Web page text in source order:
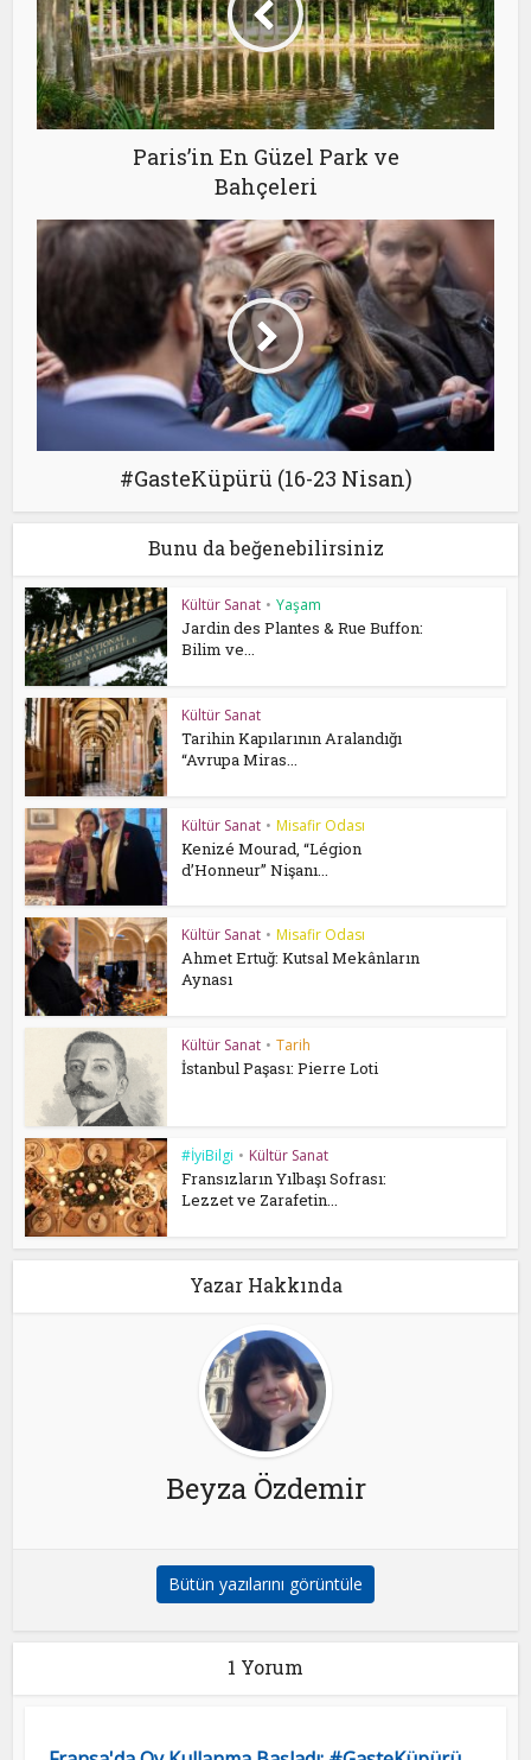
Paris’in En Güzel Park ve
Bahçeleri
#GasteKüpürü (16-23 Nisan)
Bunu da beğenebilirsiniz
Kültür Sanat • Yaşam
Jardin des Plantes & Rue Buffon:
Bilim ve...
Kültür Sanat
Tarihin Kapılarının Aralandığı
“Avrupa Miras...
Kültür Sanat • Misafir Odası
Kenizé Mourad, “Légion
d’Honneur” Nişanı...
Kültür Sanat • Misafir Odası
Ahmet Ertuğ: Kutsal Mekânların
Aynası
Kültür Sanat • Tarih
İstanbul Paşası: Pierre Loti
#İyiBilgi • Kültür Sanat
Fransızların Yılbaşı Sofrası:
Lezzet ve Zarafetin...
Yazar Hakkında
Beyza Özdemir
Bütün yazılarını görüntüle
1 Yorum